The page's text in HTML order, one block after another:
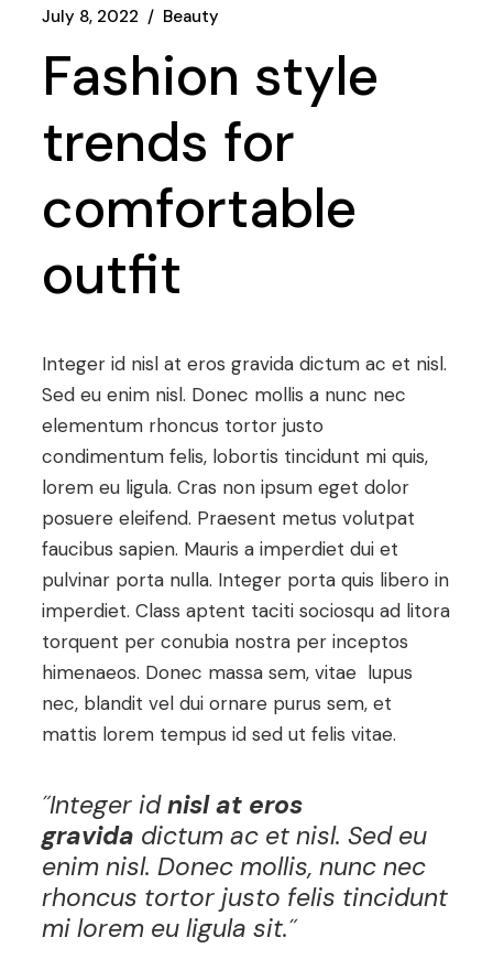
July 8, 2022 / Beauty
Fashion style
trends for
comfortable
outfit
Integer id nisl at eros gravida dictum ac et nisl.
Sed eu enim nisl. Donec mollis a nunc nec
elementum rhoncus tortor justo
condimentum felis, lobortis tincidunt mi quis,
lorem eu ligula. Cras non ipsum eget dolor
posuere eleifend. Praesent metus volutpat
faucibus sapien. Mauris a imperdiet dui et
pulvinar porta nulla. Integer porta quis libero in
imperdiet. Class aptent taciti sociosqu ad litora
torquent per conubia nostra per inceptos
himenaeos. Donec massa sem, vitae lupus
nec, blandit vel dui ornare purus sem, et
mattis lorem tempus id sed ut felis vitae.
˝Integer idnisl at eros
gravida dictum ac et nisl. Sed eu
enim nisl. Donec mollis, nunc nec
rhoncus tortor justo felis tincidunt
mi lorem eu ligula sit.˝